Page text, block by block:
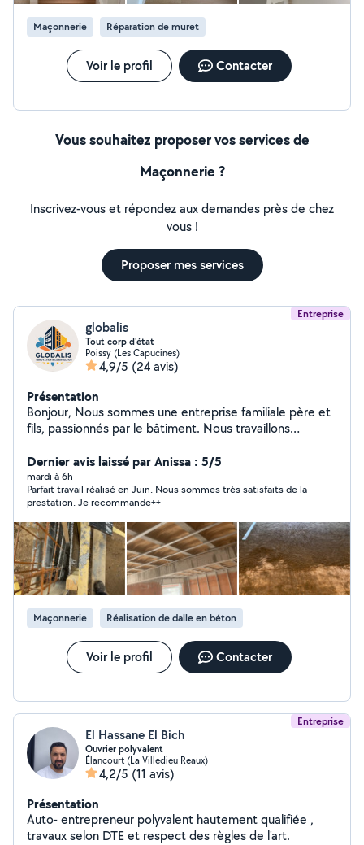
Maçonnerie Réparation de muret
Voir le profil Contacter
Vous souhaitez proposer vos services de
Maçonnerie ?
Inscrivez-vous et répondez aux demandes près de chez
vous !
Proposer mes services
Entreprise
globalis
Tout corp d'état
Poissy (Les Capucines)
4,9/5 (24 avis)
Présentation
Bonjour, Nous sommes une entreprise familiale père et
fils, passionnés par le bâtiment. Nous travaillons
nombreux chantiers de rénovation, même si nous
n'avons pas toujours pensé à prendre des photos de
nos réalisations. Notre priorité est simple : travail
sérieux, propre et clients satisfaits. Nous proposons
différents services : Rénovation intérieure Peinture
Plomberie Électricité Pose de sols Petits travaux de
maçonnerie Montage de meubles Petits bricolages et
réparations à domicile Nous intervenons aussi bien pour
des travaux de rénovation que pour des petits services
du quotidien (montage de meubles, petites réparations,
aide à l'installation, etc.).
Dernier avis laissé par Anissa : 5/5
mardi à 6h
Parfait travail réalisé en Juin. Nous sommes très satisfaits de la
prestation. Je recommande++
Maçonnerie Réalisation de dalle en béton
Voir le profil Contacter
Entreprise
El Hassane El Bich
Ouvrier polyvalent
Élancourt (La Villedieu Reaux)
4,2/5 (11 avis)
Présentation
Auto- entrepreneur polyvalent hautement qualifiée ,
travaux selon DTE et respect des règles de l'art.